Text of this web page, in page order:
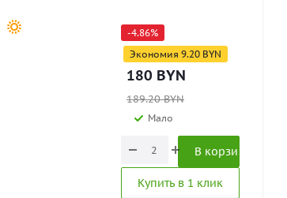
-4.86%
Экономия 9.20 BYN
180 BYN
189.20BYN
Мало
В корзину
Купить в 1 клик